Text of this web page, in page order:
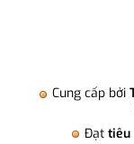
Cung cấp bởi
Đạt tiêu